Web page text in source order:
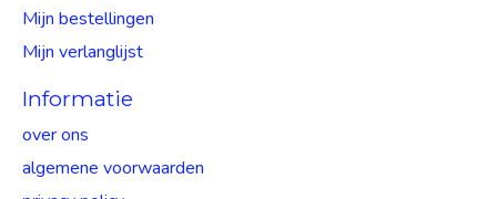
Mijn bestellingen
Mijn verlanglijst
Informatie
over ons
algemene voorwaarden